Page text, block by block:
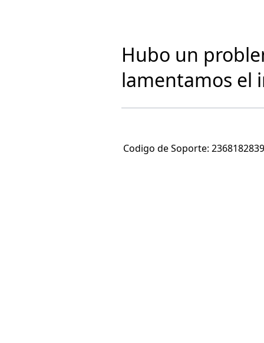
Hubo un
lamentamos el
Codigo de Soporte: 2368182839